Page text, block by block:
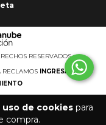
de cookiespara
compra.
RESERVADOS.
RECLAMOS INGRESÁ ACÁ.